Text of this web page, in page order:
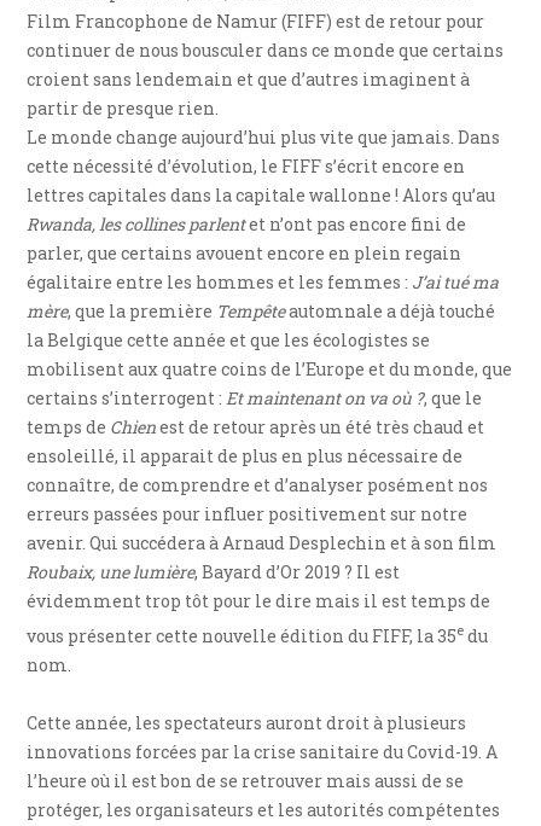
Film Francophone de Namur (FIFF) est de retour pour
continuer de nous bousculer dans ce monde que certains
croient sans lendemain et que d’autres imaginent à
partir de presque rien.
Le monde change aujourd’hui plus vite que jamais. Dans
cette nécessité d’évolution, le FIFF s’écrit encore en
lettres capitales dans la capitale wallonne ! Alors qu’au
Rwanda, les collines parlentet n’ont pas encore fini de
parler, que certains avouent encore en plein regain
égalitaire entre les hommes et les femmes : J’ai tué ma
mère, que la première Tempêteautomnale a déjà touché
la Belgique cette année et que les écologistes se
mobilisent aux quatre coins de l’Europe et du monde, que
certains s’interrogent :Et maintenant on va où ?, que le
temps de Chienest de retour après un été très chaud et
ensoleillé, il apparait de plus en plus nécessaire de
connaître, de comprendre et d’analyser posément nos
erreurs passées pour influer positivement sur notre
avenir. Qui succédera à Arnaud Desplechin et à son film
Roubaix, une lumière, Bayard d’Or 2019 ? Il est
évidemment trop tôt pour le dire mais il est temps de
vous présenter cette nouvelle édition du FIFF, la 35e du
nom.
Cette année, les spectateurs auront droit à plusieurs
innovations forcées par la crise sanitaire du Covid-19. A
l’heure où il est bon de se retrouver mais aussi de se
protéger, les organisateurs et les autorités compétentes